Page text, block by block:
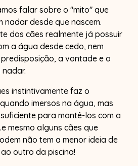
falar sobre o "mito" que
nadar desde que nascem.
dos cães realmente já possuir
a água desde cedo, nem
a vontade e o
instintivamente faz o
imersos na água, mas
para mantê-los com a
mesmo alguns cães que
não tem a menor ideia de
outro da piscina!